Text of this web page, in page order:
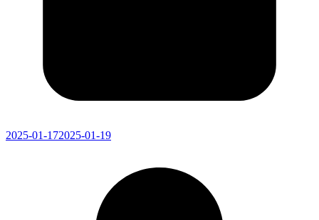
2025-01-172025-01-19